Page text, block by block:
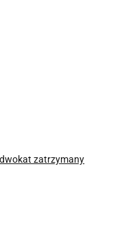
zatrzymany